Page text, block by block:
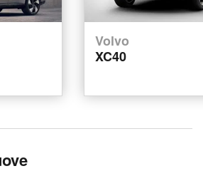
Volvo
XC40